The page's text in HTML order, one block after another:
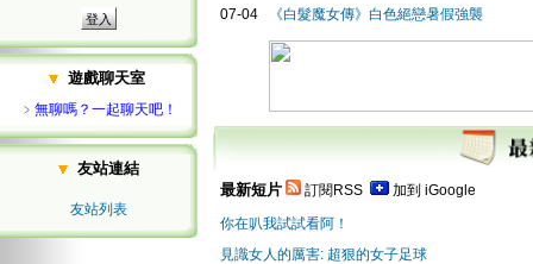
遊戲聊天室
﹥ 無聊嗎？一起聊天吧！
友站連結
友站列表
07-04
《白髮魔女傳》白色絕戀暑假強襲
最新短片 訂閱RSS
加到 iGoogle
你在叭我試試看阿！
見識女人的厲害: 超狠的女子足球